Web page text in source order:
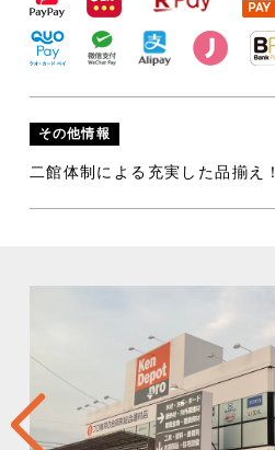
その他情報
二館体制による充実した品揃え！